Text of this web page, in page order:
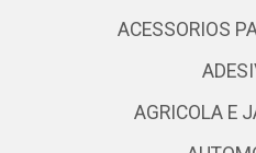
ACESSORIOS
AGRICOLA E